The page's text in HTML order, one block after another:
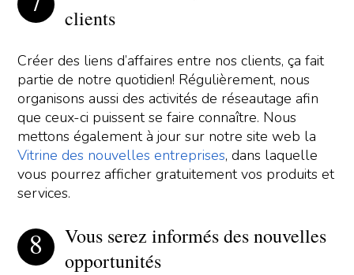
clients
Créer des liens d’affaires entre nos clients, ça fait
partie de notre quotidien! Régulièrement, nous
organisons aussi des activités de réseautage afin
que ceux-ci puissent se faire connaître. Nous
mettons également à jour sur notre site web la
Vitrine des nouvelles entreprises, dans laquelle
vous pourrez afficher gratuitement vos produits et
services.
Vous serez informés des nouvelles
opportunités